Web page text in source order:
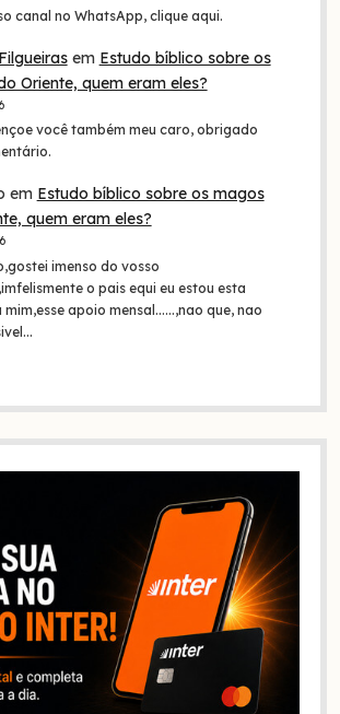
canal no WhatsApp, clique aqui.
em Estudo bíblico sobre os
Oriente, quem eram eles?
você também meu caro, obrigado
em Estudo bíblico sobre os magos
quem eram eles?
imenso do vosso
o pais equi eu estou esta
apoio mensal......,nao que, nao